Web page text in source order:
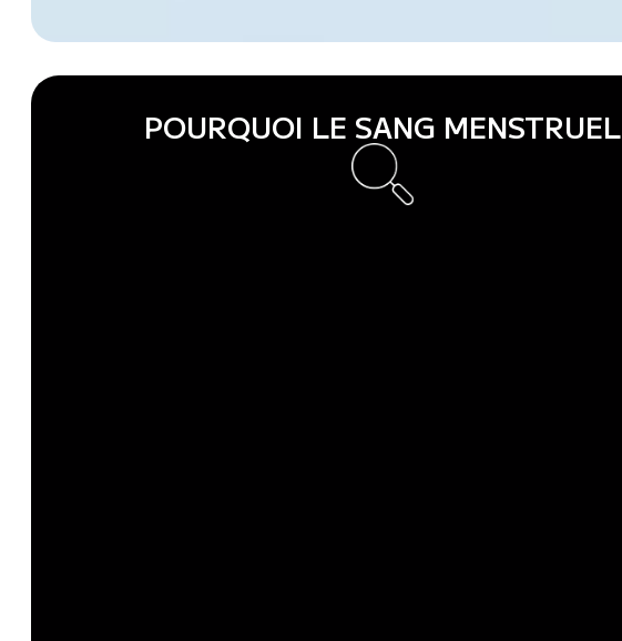
POURQUOI LE SANG MENSTRUEL